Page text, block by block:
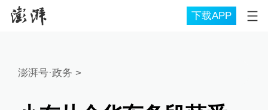
下载APP
澎湃号·政务 >